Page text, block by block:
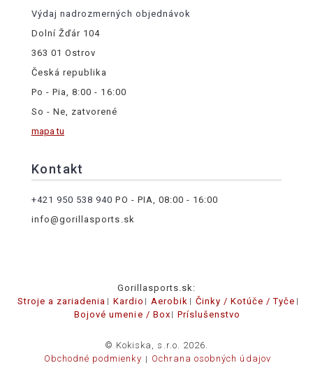
Výdaj nadrozmerných objednávok
Dolní Žďár 104
363 01 Ostrov
Česká republika
Po - Pia, 8:00 - 16:00
So - Ne, zatvorené
mapa tu
Kontakt
+421 950 538 940 PO - PIA, 08:00 - 16:00
info@gorillasports.sk
Gorillasports.sk:
Stroje a zariadenia
Kardio Aerobik
Činky / Kotúče / Tyče
Bojové umenie / Box
Príslušenstvo
© Kokiska, s.r.o. 2026.
Obchodné podmienky
Ochrana osobných údajov